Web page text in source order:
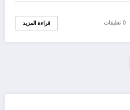
0 تعليقات قراءة المزيد